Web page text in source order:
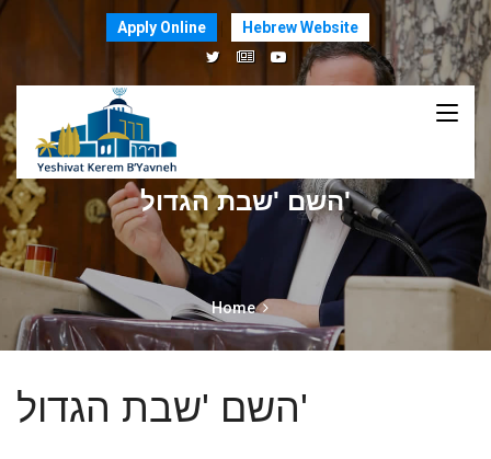
Apply Online Hebrew Website
השם 'שבת הגדול'
Home
השם 'שבת הגדול'